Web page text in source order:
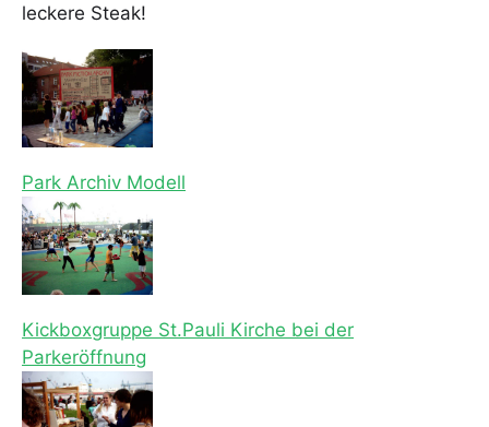
leckere Steak!
Park Archiv Modell
Kickboxgruppe St.Pauli Kirche bei der
Parkeröffnung